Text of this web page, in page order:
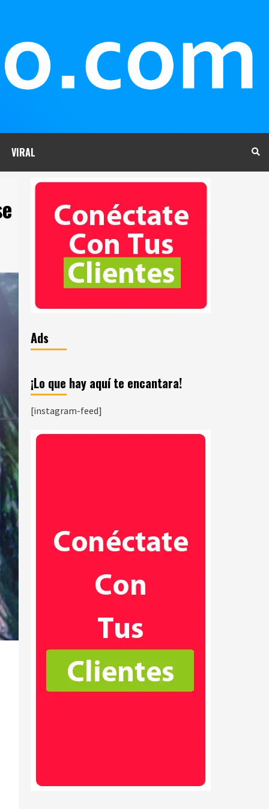
VIRAL
Ads
¡Lo que hay aquí te encantara!
[instagram-feed]